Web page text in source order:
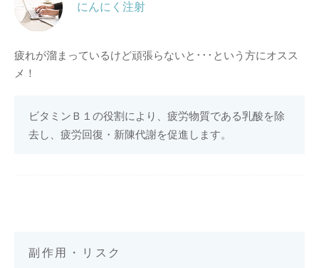
にんにく注射
疲れが溜まっているけど頑張らないと･･･という方にオスス
メ！
ビタミンＢ１の役割により、疲労物質である乳酸を除
去し、疲労回復・新陳代謝を促進します。
副作用・リスク